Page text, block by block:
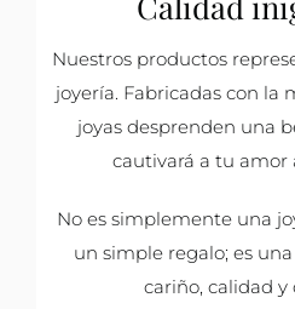
Nuestros productos
joyería. Fabricadas con la
joyas desprenden una
cautivará a tu amor
No es simplemente una
un simple regalo; es
cariño, calidad y